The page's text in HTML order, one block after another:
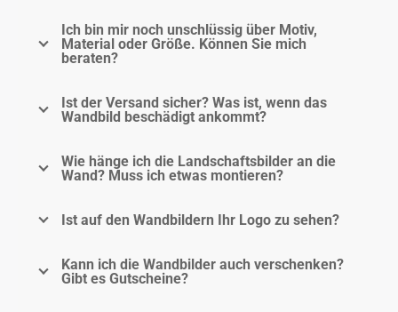
Ich bin mir noch unschlüssig über Motiv,
Material oder Größe. Können Sie mich
beraten?
Ist der Versand sicher? Was ist, wenn das
Wandbild beschädigt ankommt?
Wie hänge ich die Landschaftsbilder an die
Wand? Muss ich etwas montieren?
Ist auf den Wandbildern Ihr Logo zu sehen?
Kann ich die Wandbilder auch verschenken?
Gibt es Gutscheine?